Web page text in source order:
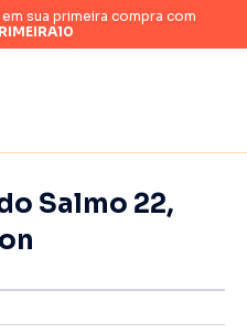
em sua primeira compra com
Salmo 22,